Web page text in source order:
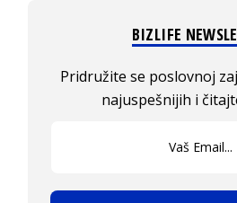
BIZLIFE
Pridružite se poslovnoj
najuspešnijih i